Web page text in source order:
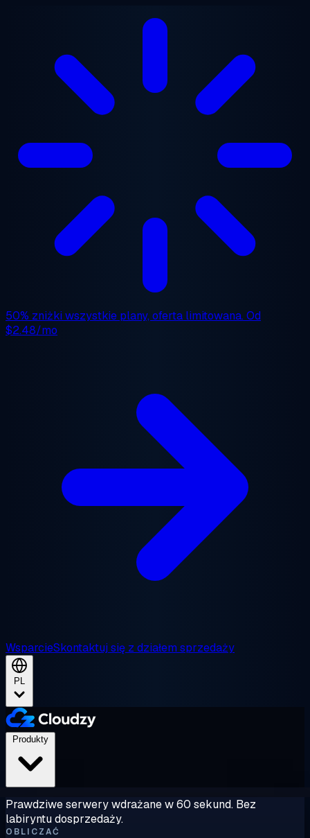
50% zniżki wszystkie plany, oferta limitowana. Od
$2.48/mo
WsparcieSkontaktuj się z działem sprzedaży
PL
Prawdziwe serwery wdrażane w 60 sekund. Bez
labiryntu dosprzedaży.
OBLICZAĆ